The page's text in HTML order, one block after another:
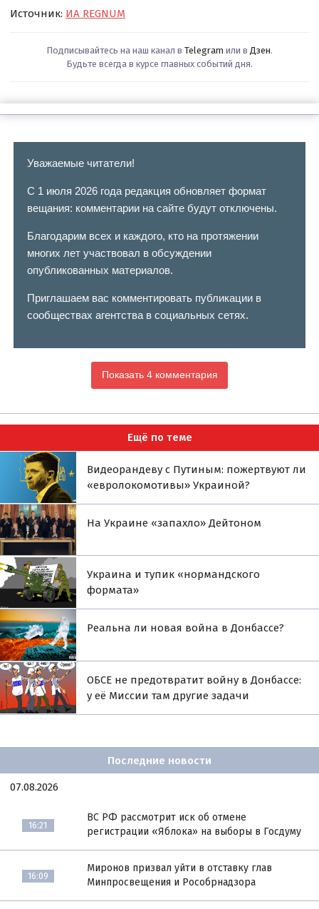
Источник: ИА REGNUM
Подписывайтесь на наш канал в Telegram или в Дзен.
Будьте всегда в курсе главных событий дня.
Уважаемые читатели!
С 1 июля 2026 года редакция обновляет формат
вещания: комментарии на сайте будут отключены.
Благодарим всех и каждого, кто на протяжении
многих лет участвовал в обсуждении
опубликованных материалов.
Приглашаем вас комментировать публикации в
сообществах агентства в социальных сетях.
Показать 4 комментария
Ещё по теме
Видеорандеву с Путиным: пожертвуют ли
«евролокомотивы» Украиной?
На Украине «запахло» Дейтоном
Украина и тупик «нормандского
формата»
Реальна ли новая война в Донбассе?
ОБСЕ не предотвратит войну в Донбассе:
у её Миссии там другие задачи
Последние новости
07.08.2026
16:21
ВС РФ рассмотрит иск об отмене
регистрации «Яблока» на выборы в Госдуму
16:09
Миронов призвал уйти в отставку глав
Минпросвещения и Рособрнадзора